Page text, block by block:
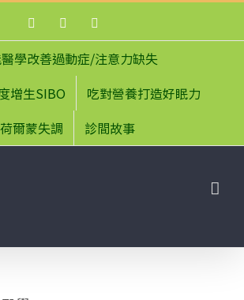
FacebookInstagram
學改善過動症/注意力缺失
增生SIBO
吃對營養打造好眠力
荷爾蒙失調
診間故事